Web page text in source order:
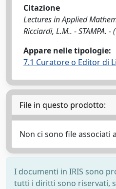
Citazione
Lectures in Applied
Ricciardi, L.M.. - STAMPA. -
Appare nelle tipologie:
7.1 Curatore o Editor di
File in questo prodotto:
Non ci sono file associati
I documenti in IRIS sono
tutti i diritti sono riservati,